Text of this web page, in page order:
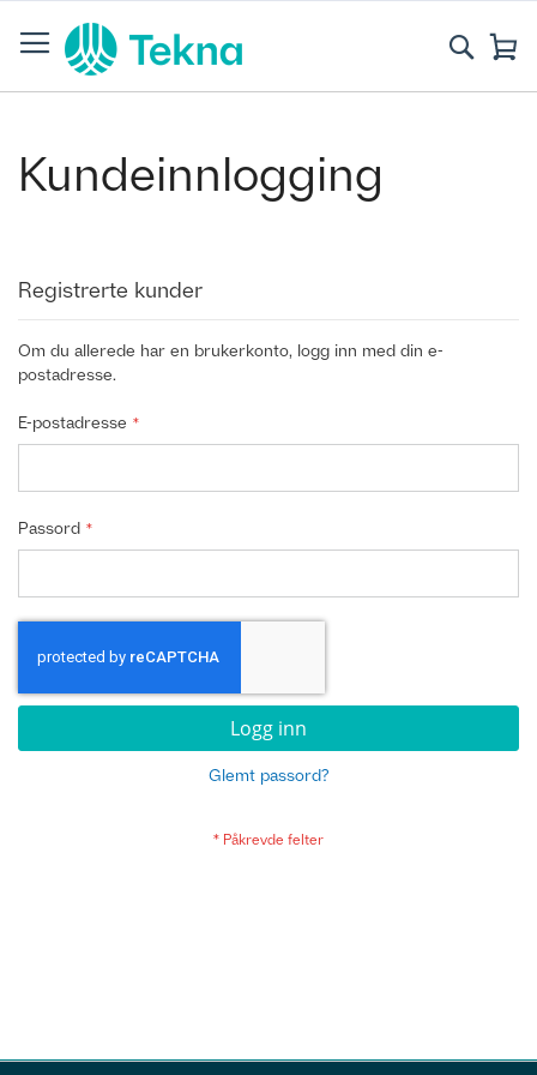
to
Content
Søk
Kundeinnlogging
Registrerte kunder
Om du allerede har en brukerkonto, logg inn med din e-
postadresse.
E-postadresse
Passord
Logg inn
Glemt passord?